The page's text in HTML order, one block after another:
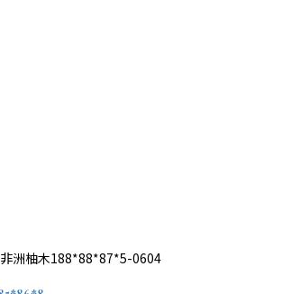
非洲柚木188*88*87*5-0604